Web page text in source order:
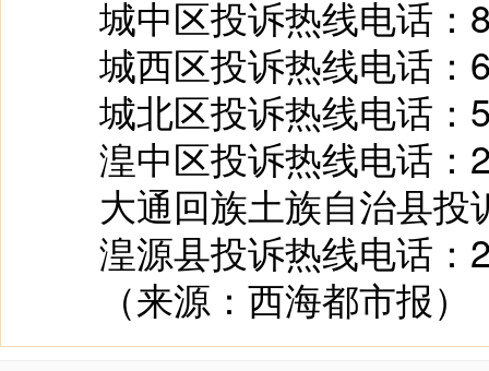
城中区投诉热线电话：
城西区投诉热线电话：
城北区投诉热线电话：
湟中区投诉热线电话：
大通回族土族自治县投
湟源县投诉热线电话：
（来源：西海都市报）